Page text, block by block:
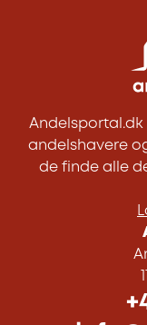
Andelsportal.dk
andelshavere
de finde alle